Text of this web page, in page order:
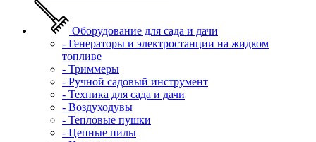
Оборудование для сада и дачи
- Генераторы и электростанции на жидком
топливе
- Триммеры
- Ручной садовый инструмент
- Техника для сада и дачи
- Воздуходувы
- Тепловые пушки
- Цепные пилы